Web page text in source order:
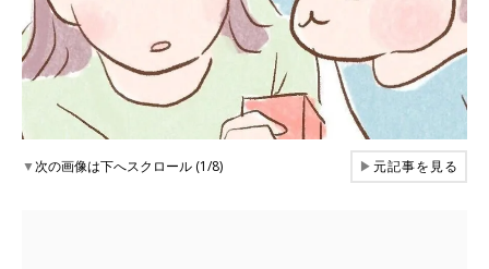
▼次の画像は下へスクロール (1/8) ▶元記事を見る